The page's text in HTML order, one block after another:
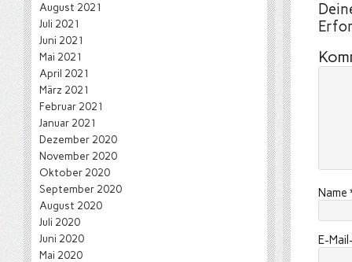
Name
E-
August 2021
Juli 2021
Juni 2021
Mai 2021
April 2021
März 2021
Februar 2021
Januar 2021
Dezember 2020
November 2020
Oktober 2020
September 2020
August 2020
Juli 2020
Juni 2020
Mai 2020